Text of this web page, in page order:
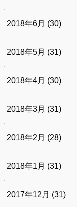
2018年6月 (30)
2018年5月 (31)
2018年4月 (30)
2018年3月 (31)
2018年2月 (28)
2018年1月 (31)
2017年12月 (31)